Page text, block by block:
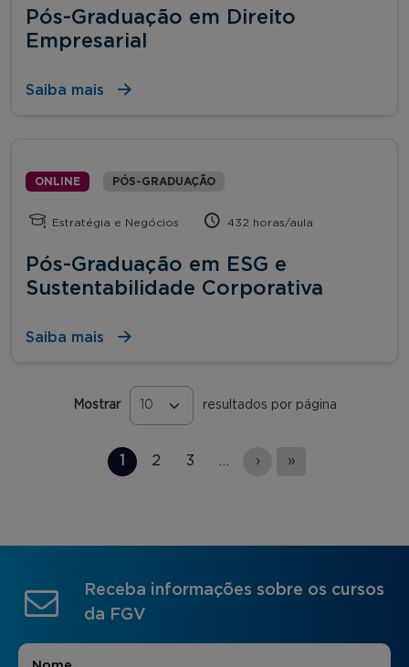
Pós-Graduação em Direito
Empresarial
Saiba mais
ONLINE PÓS-GRADUAÇÃO
Estratégia e Negócios 432 horas/aula
Pós-Graduação em ESG e
Sustentabilidade Corporativa
Saiba mais
Mostrar resultados por página
1 2 3 › »
Receba informações sobre os cursos
da FGV
Nome